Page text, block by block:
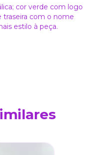
cor verde com logo
com o nome
estilo à peça.